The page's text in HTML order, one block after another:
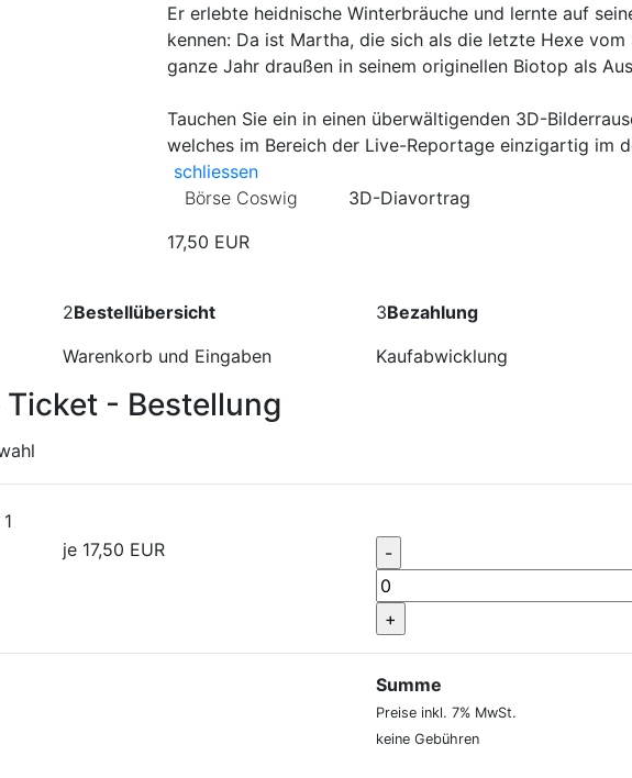
Er erlebte heidnische Winterbräuche und lernte auf
kennen: Da ist Martha, die sich als die letzte Hexe
ganze Jahr draußen in seinem originellen Biotop als
Tauchen Sie ein in einen überwältigenden 3D-
welches im Bereich der Live-Reportage einzigartig im
Weitere Informationen zur Veranstaltung wieder schließen
schliessen
Börse Coswig
3D-Diavortrag
17,50 EUR
2Bestellübersicht
Warenkorb und Eingaben
3Bezahlung
Kaufabwicklung
- Bestellung
je 17,50 EUR
Summe
Preise inkl. 7% MwSt.
keine Gebühren